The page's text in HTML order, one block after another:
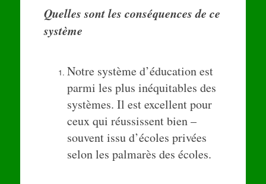
Quelles sont les conséquences de ce
système
Notre système d’éducation est
parmi les plus inéquitables des
systèmes. Il est excellent pour
ceux qui réussissent bien –
souvent issu d’écoles privées
selon les palmarès des écoles.